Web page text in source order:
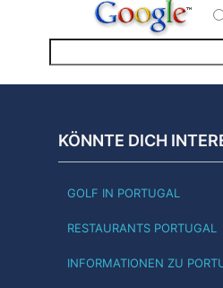
KÖNNTE DICH
GOLF IN PORTUGAL
RESTAURANTS PORTUGAL
INFORMATIONEN ZU